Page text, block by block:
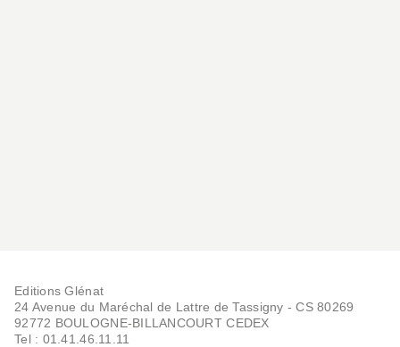
Editions Glénat
24 Avenue du Maréchal de Lattre de Tassigny - CS 80269
92772 BOULOGNE-BILLANCOURT CEDEX
Tel : 01.41.46.11.11